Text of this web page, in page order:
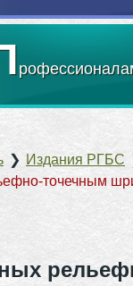
❯ Издания РГБС
точечным